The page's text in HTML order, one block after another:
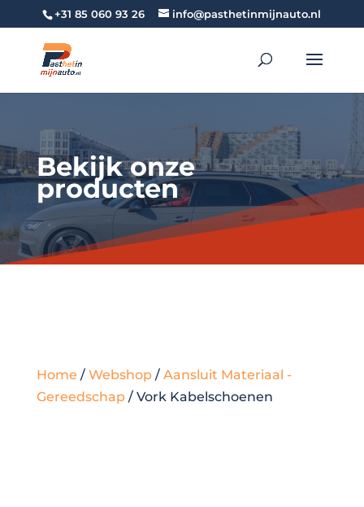
+31 85 060 93 26 info@pasthetinmijnauto.nl
Bekijk onze
producten
Home / Webshop/ Aansluit Materiaal -
Gereedschap/ Vork Kabelschoenen